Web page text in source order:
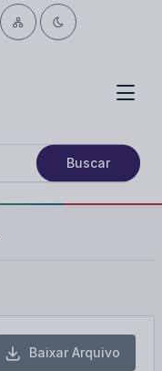
Buscar
Baixar Arquivo